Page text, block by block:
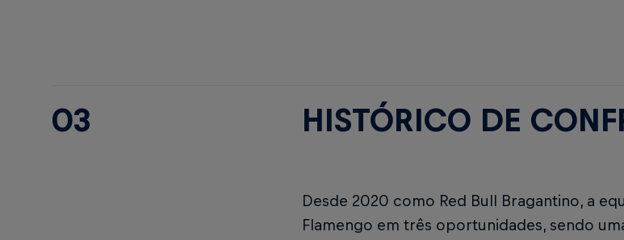
03 HISTÓRICO DE
Desde 2020 como Red Bull Bragantino, a
Flamengo em três oportunidades, sendo